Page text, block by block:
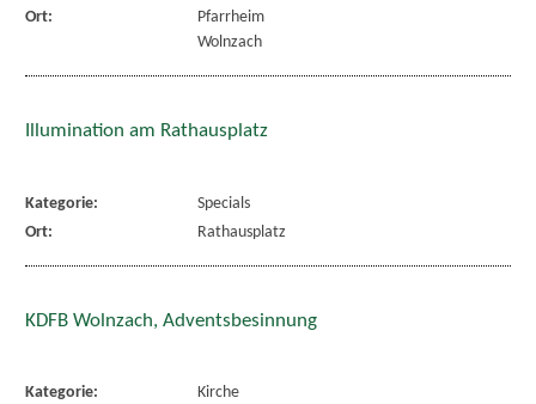
Ort:
Pfarrheim
Wolnzach
Illumination am Rathausplatz
Kategorie:
Specials
Ort:
Rathausplatz
KDFB Wolnzach, Adventsbesinnung
Kategorie:
Kirche